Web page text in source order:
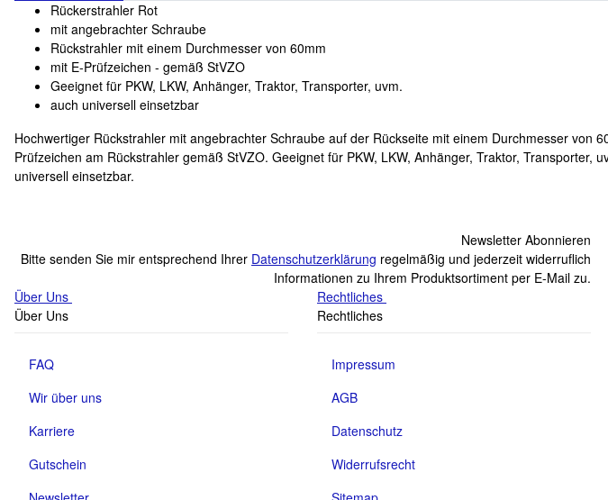
Rückerstrahler Rot
mit angebrachter Schraube
Rückstrahler mit einem Durchmesser von 60mm
mit E-Prüfzeichen - gemäß StVZO
Geeignet für PKW, LKW, Anhänger, Traktor, Transporter, uvm.
auch universell einsetzbar
Hochwertiger Rückstrahler mit angebrachter Schraube auf der Rückseite mit einem Durchmesser von
Prüfzeichen am Rückstrahler gemäß StVZO. Geeignet für PKW, LKW, Anhänger, Traktor, Transporter,
universell einsetzbar.
Newsletter Abonnieren
Bitte senden Sie mir entsprechend Ihrer Datenschutzerklärung regelmäßig und jederzeit widerruflich
Informationen zu Ihrem Produktsortiment per E-Mail zu.
Über Uns
Über Uns
FAQ
Wir über uns
Karriere
Gutschein
Rechtliches
Rechtliches
Impressum
AGB
Datenschutz
Widerrufsrecht